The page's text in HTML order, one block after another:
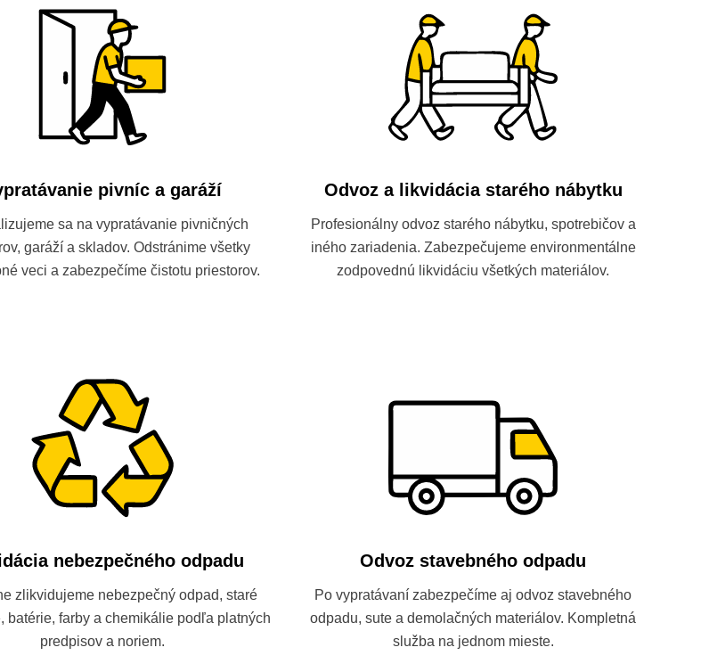
pivníc a garáží
sa na vypratávanie pivničných
garáží a skladov. Odstránime všetky
veci a zabezpečíme čistotu priestorov.
Odvoz a likvidácia starého nábytku
Profesionálny odvoz starého nábytku, spotrebičov a
iného zariadenia. Zabezpečujeme environmentálne
zodpovednú likvidáciu všetkých materiálov.
nebezpečného odpadu
zlikvidujeme nebezpečný odpad, staré
batérie, farby a chemikálie podľa platných
predpisov a noriem.
Odvoz stavebného odpadu
Po vypratávaní zabezpečíme aj odvoz stavebného
odpadu, sute a demolačných materiálov. Kompletná
služba na jednom mieste.